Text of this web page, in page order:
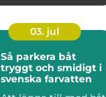
03. jul
Så parkera båt
tryggt och smidigt i
svenska farvatten